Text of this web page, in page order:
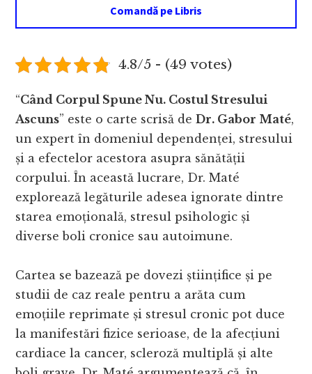
Comandă pe Libris
4.8/5 - (49 votes)
“Când Corpul Spune Nu. Costul Stresului
Ascuns” este o carte scrisă deDr. Gabor Maté,
un expert în domeniul dependenței, stresului
și a efectelor acestora asupra sănătății
corpului. În această lucrare, Dr. Maté
explorează legăturile adesea ignorate dintre
starea emoțională, stresul psihologic și
diverse boli cronice sau autoimune.
Cartea se bazează pe dovezi științifice și pe
studii de caz reale pentru a arăta cum
emoțiile reprimate și stresul cronic pot duce
la manifestări fizice serioase, de la afecțiuni
cardiace la cancer, scleroză multiplă și alte